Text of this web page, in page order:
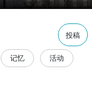
投稿
记忆 活动